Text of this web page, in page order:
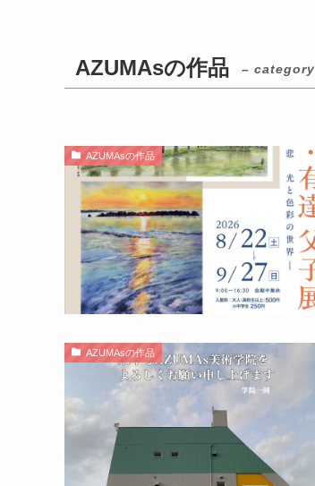
AZUMAsの作品 –
AZUMAsの作品
AZUMAsの作品